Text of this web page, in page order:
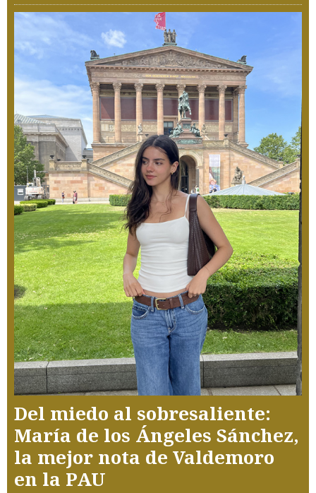
Del miedo al sobresaliente:
María de los Ángeles Sánchez,
la mejor nota de Valdemoro
en la PAU